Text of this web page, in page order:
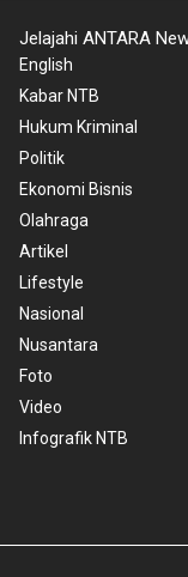
Jelajahi ANTARA
English
Kabar NTB
Hukum Kriminal
Politik
Ekonomi Bisnis
Olahraga
Artikel
Lifestyle
Nasional
Nusantara
Foto
Video
Infografik NTB